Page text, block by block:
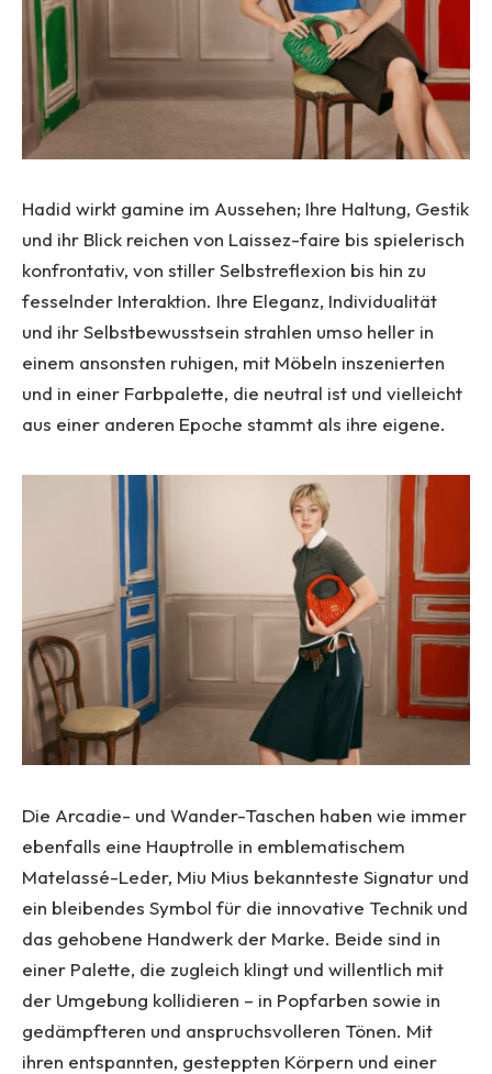
Hadid wirkt gamine im Aussehen; Ihre Haltung, Gestik
und ihr Blick reichen von Laissez-faire bis spielerisch
konfrontativ, von stiller Selbstreflexion bis hin zu
fesselnder Interaktion. Ihre Eleganz, Individualität
und ihr Selbstbewusstsein strahlen umso heller in
einem ansonsten ruhigen, mit Möbeln inszenierten
und in einer Farbpalette, die neutral ist und vielleicht
aus einer anderen Epoche stammt als ihre eigene.
Die Arcadie- und Wander-Taschen haben wie immer
ebenfalls eine Hauptrolle in emblematischem
Matelassé-Leder, Miu Mius bekannteste Signatur und
ein bleibendes Symbol für die innovative Technik und
das gehobene Handwerk der Marke. Beide sind in
einer Palette, die zugleich klingt und willentlich mit
der Umgebung kollidieren – in Popfarben sowie in
gedämpfteren und anspruchsvolleren Tönen. Mit
ihren entspannten, gesteppten Körpern und einer